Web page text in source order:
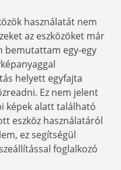
használatát nem
az eszközöket már
bemutattam egy-egy
helyett egyfajta
Ez nem jelent
képek alatt található
eszköz használatáról
ez segítségül
foglalkozó